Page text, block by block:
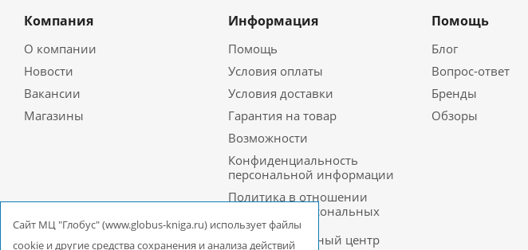
Компания
О компании
Новости
Вакансии
Магазины
Информация
Помощь
Условия оплаты
Условия доставки
Гарантия на товар
Возможности
Конфиденциальность
персональной информации
Политика в отношении
обработки персональных
данных в ООО
Межрегиональный центр
Помощь
Блог
Вопрос-ответ
Бренды
Обзоры
Cайт МЦ "Глобус" (www.globus-kniga.ru) использует файлы
cookie и другие средства сохранения и анализа действий